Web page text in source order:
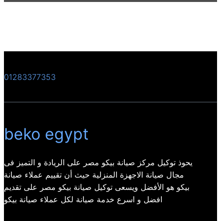
01283377353
beko egypt
يحوذ توكيل مركز صيانة بيكو مصر على الريادة و التميز فى
مجال صيانة الاجهزة المنزلية حيث أن تقييم عملاء صيانة
بيكو هو الأفضل ويسعى توكيل صيانة بيكو مصر على تقديم
افضل و اسرع خدمة صيانة لكل عملاء صيانة بيكو